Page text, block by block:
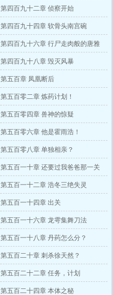
第四百九十二章 侦察开始
第四百九十四章 软骨头南宫碗
第四百九十六章 行尸走肉般的唐雅
第四百九十八章 毁灭风暴
第五百章 凤凰断后
第五百零二章 炼药计划！
第五百零四章 兽神的惊疑
第五百零六章 他是霍雨浩！
第五百零八章 单独相亲？
第五百一十章 还要过我爸爸那一关
第五百一十二章 浩冬三绝失灵
第五百一十四章 出关
第五百一十六章 龙雩集舞刀法
第五百一十八章 丹药怎么分？
第五百二十章 刺杀徐天然？
第五百二十二章 任务，计划
第五百二十四章 本体之秘